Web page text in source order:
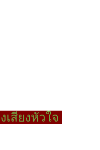
เสียงหัวใจ